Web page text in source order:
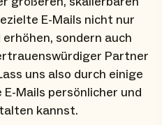
E-Mails nicht nur
sondern auch
Partner
uns also durch einige
Mails persönlicher und
kannst.